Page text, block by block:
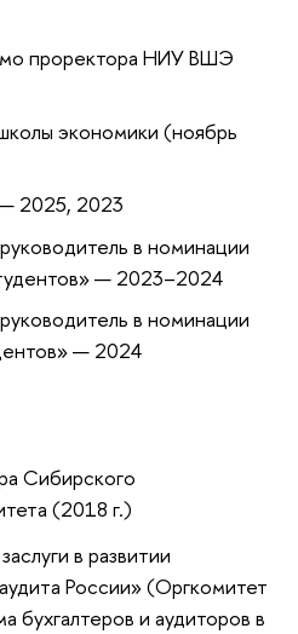
проректора НИУ ВШЭ
экономики (ноябрь
2025, 2023
в номинации
— 2023–2024
в номинации
— 2024
Сибирского
(2018 г.)
в развитии
России» (Оргкомитет
и аудиторов в